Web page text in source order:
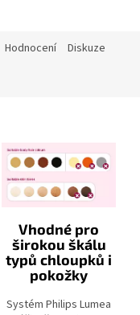
Hodnocení Diskuze
Vhodné pro
širokou škálu
typů chloupků i
pokožky
Systém Philips Lumea